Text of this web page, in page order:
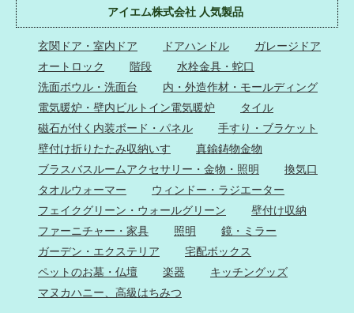
アイエム株式会社 人気製品
玄関ドア・室内ドア ドアハンドル
ガレージドア
オートロック
階段
水栓金具・蛇口
洗面ボウル・洗面台
内・外造作材・モールディング
電気暖炉・壁内ビルトイン電気暖炉
タイル
磁石が付く内装ボード・パネル
手すり・ブラケット
壁付け折りたたみ収納いす
真鍮鋳物金物
ブラスバスルームアクセサリー・金物・照明
換気口
タオルウォーマー
ウィンドー・ラジエーター
フェイクグリーン・ウォールグリーン
壁付け収納
ファーニチャー・家具
照明
鏡・ミラー
ガーデン・エクステリア
宅配ボックス
ペットのお墓・仏壇
楽器
キッチングッズ
マヌカハニー、高級はちみつ